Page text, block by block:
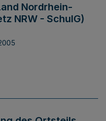
Nordrhein-
NRW - SchulG)